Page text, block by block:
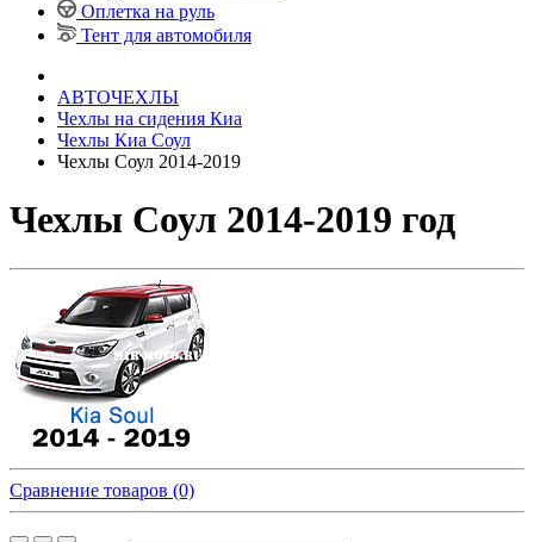
Оплетка на руль
Тент для автомобиля
АВТОЧЕХЛЫ
Чехлы на сидения Киа
Чехлы Киа Соул
Чехлы Соул 2014-2019
Чехлы Соул 2014-2019 год
Сравнение товаров (0)